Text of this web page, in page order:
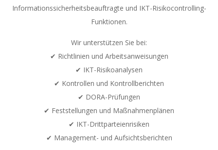
Informationssicherheitsbeauftragte und IKT-Risikocontrolling-
Funktionen.
Wir unterstützen Sie bei:
✔ Richtlinien und Arbeitsanweisungen
✔ IKT-Risikoanalysen
✔ Kontrollen und Kontrollberichten
✔ DORA-Prüfungen
✔ Feststellungen und Maßnahmenplänen
✔ IKT-Drittparteienrisiken
✔ Management- und Aufsichtsberichten